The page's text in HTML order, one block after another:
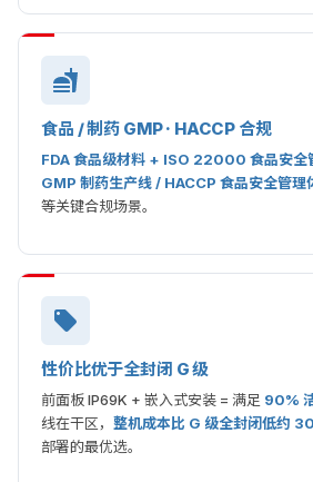
食品 / 制药 GMP · HACCP 合规
FDA 食品级材料 + ISO 22000 食品安全
GMP 制药生产线 / HACCP 食品安全管
等关键合规场景。
性价比优于全封闭 G 级
前面板 IP69K + 嵌入式安装 = 满足 90%
线在干区， 整机成本比 G 级全封闭低约
部署的最优选。